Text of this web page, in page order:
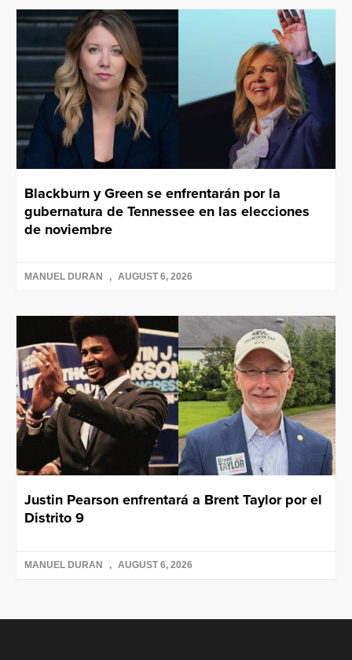
Blackburn y Green se enfrentarán por la
gubernatura de Tennessee en las elecciones
de noviembre
MANUEL DURAN AUGUST 6, 2026
Justin Pearson enfrentará a Brent Taylor por el
Distrito 9
MANUEL DURAN AUGUST 6, 2026